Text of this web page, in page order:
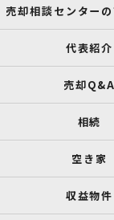
売却相談センター
代表紹介
売却Q&A
相続
空き家
収益物件